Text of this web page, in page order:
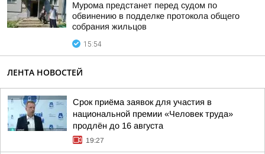
Мурома предстанет перед судом по
обвинению в подделке протокола общего
собрания жильцов
15:54
ЛЕНТА НОВОСТЕЙ
Срок приёма заявок для участия в
национальной премии «Человек труда»
продлён до 16 августа
19:27